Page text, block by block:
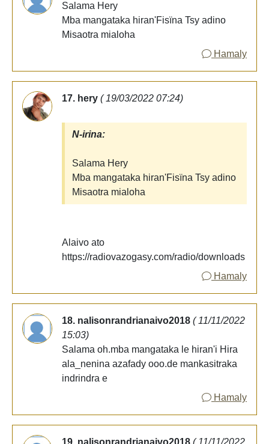
Salama Hery
Mba mangataka hiran'Fisïna Tsy adino
Misaotra mialoha
Hamaly
17. hery ( 19/03/2022 07:24)
N-irina:
Salama Hery
Mba mangataka hiran'Fisïna Tsy adino
Misaotra mialoha
Alaivo ato
https://radiovazogasy.com/radio/downloads
Hamaly
18. nalisonrandrianaivo2018 ( 11/11/2022
15:03)
Salama oh.mba mangataka le hiran'i Hira
ala_nenina azafady ooo.de mankasitraka
indrindra e
Hamaly